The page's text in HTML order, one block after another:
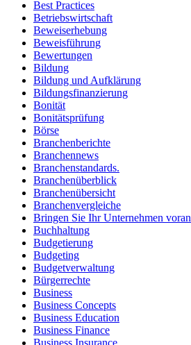
Best Practices
Betriebswirtschaft
Beweiserhebung
Beweisführung
Bewertungen
Bildung
Bildung und Aufklärung
Bildungsfinanzierung
Bonität
Bonitätsprüfung
Börse
Branchenberichte
Branchennews
Branchenstandards.
Branchenüberblick
Branchenübersicht
Branchenvergleiche
Bringen Sie Ihr Unternehmen voran
Buchhaltung
Budgetierung
Budgeting
Budgetverwaltung
Bürgerrechte
Business
Business Concepts
Business Education
Business Finance